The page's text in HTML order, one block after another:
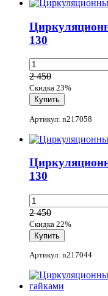
130
2 450
Скидка 23%
Артикул: n217058
130
2 450
Скидка 22%
Артикул: n217044